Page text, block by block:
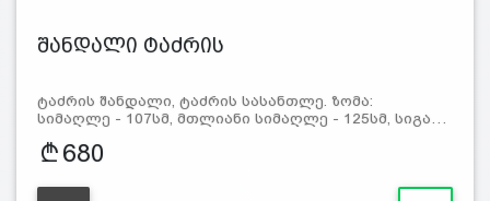
შანდალი ტაძრის
ტაძრის შანდალი, ტაძრის სასანთლე. ზომა:
სიმაღლე - 107სმ, მთლიანი სიმაღლე - 125სმ, სიგა…
680